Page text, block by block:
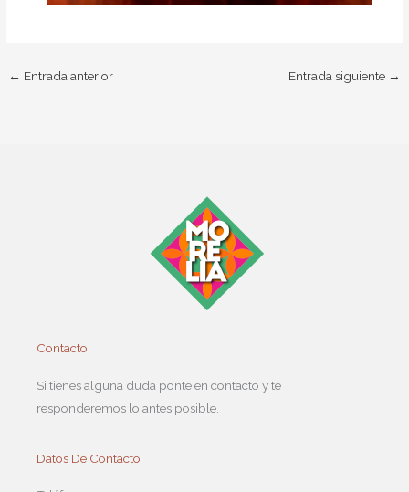
← Entrada anterior Entrada siguiente →
Contacto
Si tienes alguna duda ponte en contacto y te
responderemos lo antes posible.
Datos De Contacto